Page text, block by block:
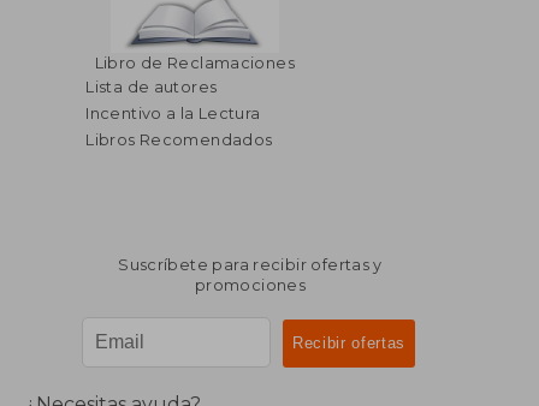
Libro de Reclamaciones
Lista de autores
Incentivo a la Lectura
Libros Recomendados
Suscríbete para recibir ofertas y
promociones